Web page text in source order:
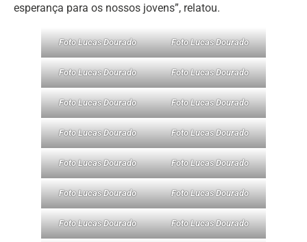
esperança para os nossos jovens”, relatou.
Foto Lucas Dourado Foto Lucas Dourado
Foto Lucas Dourado Foto Lucas Dourado
Foto Lucas Dourado Foto Lucas Dourado
Foto Lucas Dourado Foto Lucas Dourado
Foto Lucas Dourado Foto Lucas Dourado
Foto Lucas Dourado Foto Lucas Dourado
Foto Lucas Dourado Foto Lucas Dourado